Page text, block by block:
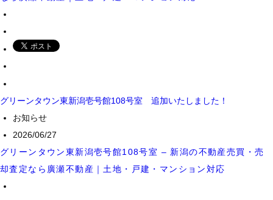
グリーンタウン東新潟壱号館108号室 追加いたしました！
お知らせ
2026/06/27
グリーンタウン東新潟壱号館108号室 – 新潟の不動産売買・売
却査定なら廣瀬不動産｜土地・戸建・マンション対応